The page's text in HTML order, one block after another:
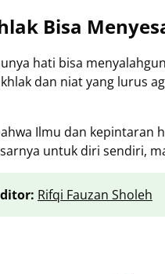
Bisa
hati bisa
dan niat yang lurus
Ilmu dan kepintaran
untuk diri sendiri,
Rifqi Fauzan Sholeh